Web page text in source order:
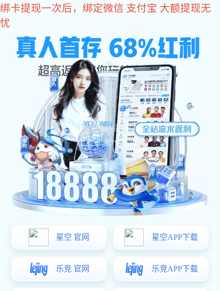
非凡娱乐
产品中心
全屋五金 智能门锁 智能晾晒
全自动智能锁 一握开智能锁
办公/房门智能
锁
巧智锁
一握开智能锁
A系列